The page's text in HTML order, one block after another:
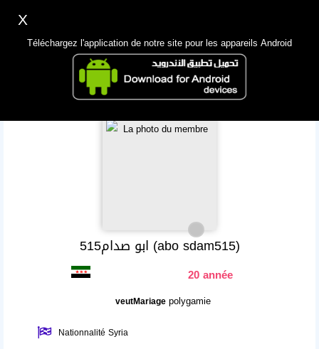
App Mobile
ابو صدام515 (abo sdam515)
20 année
veutMariagepolygamie
Nationnalité Syria
X
Téléchargez l'application de notre site pour les appareils Android